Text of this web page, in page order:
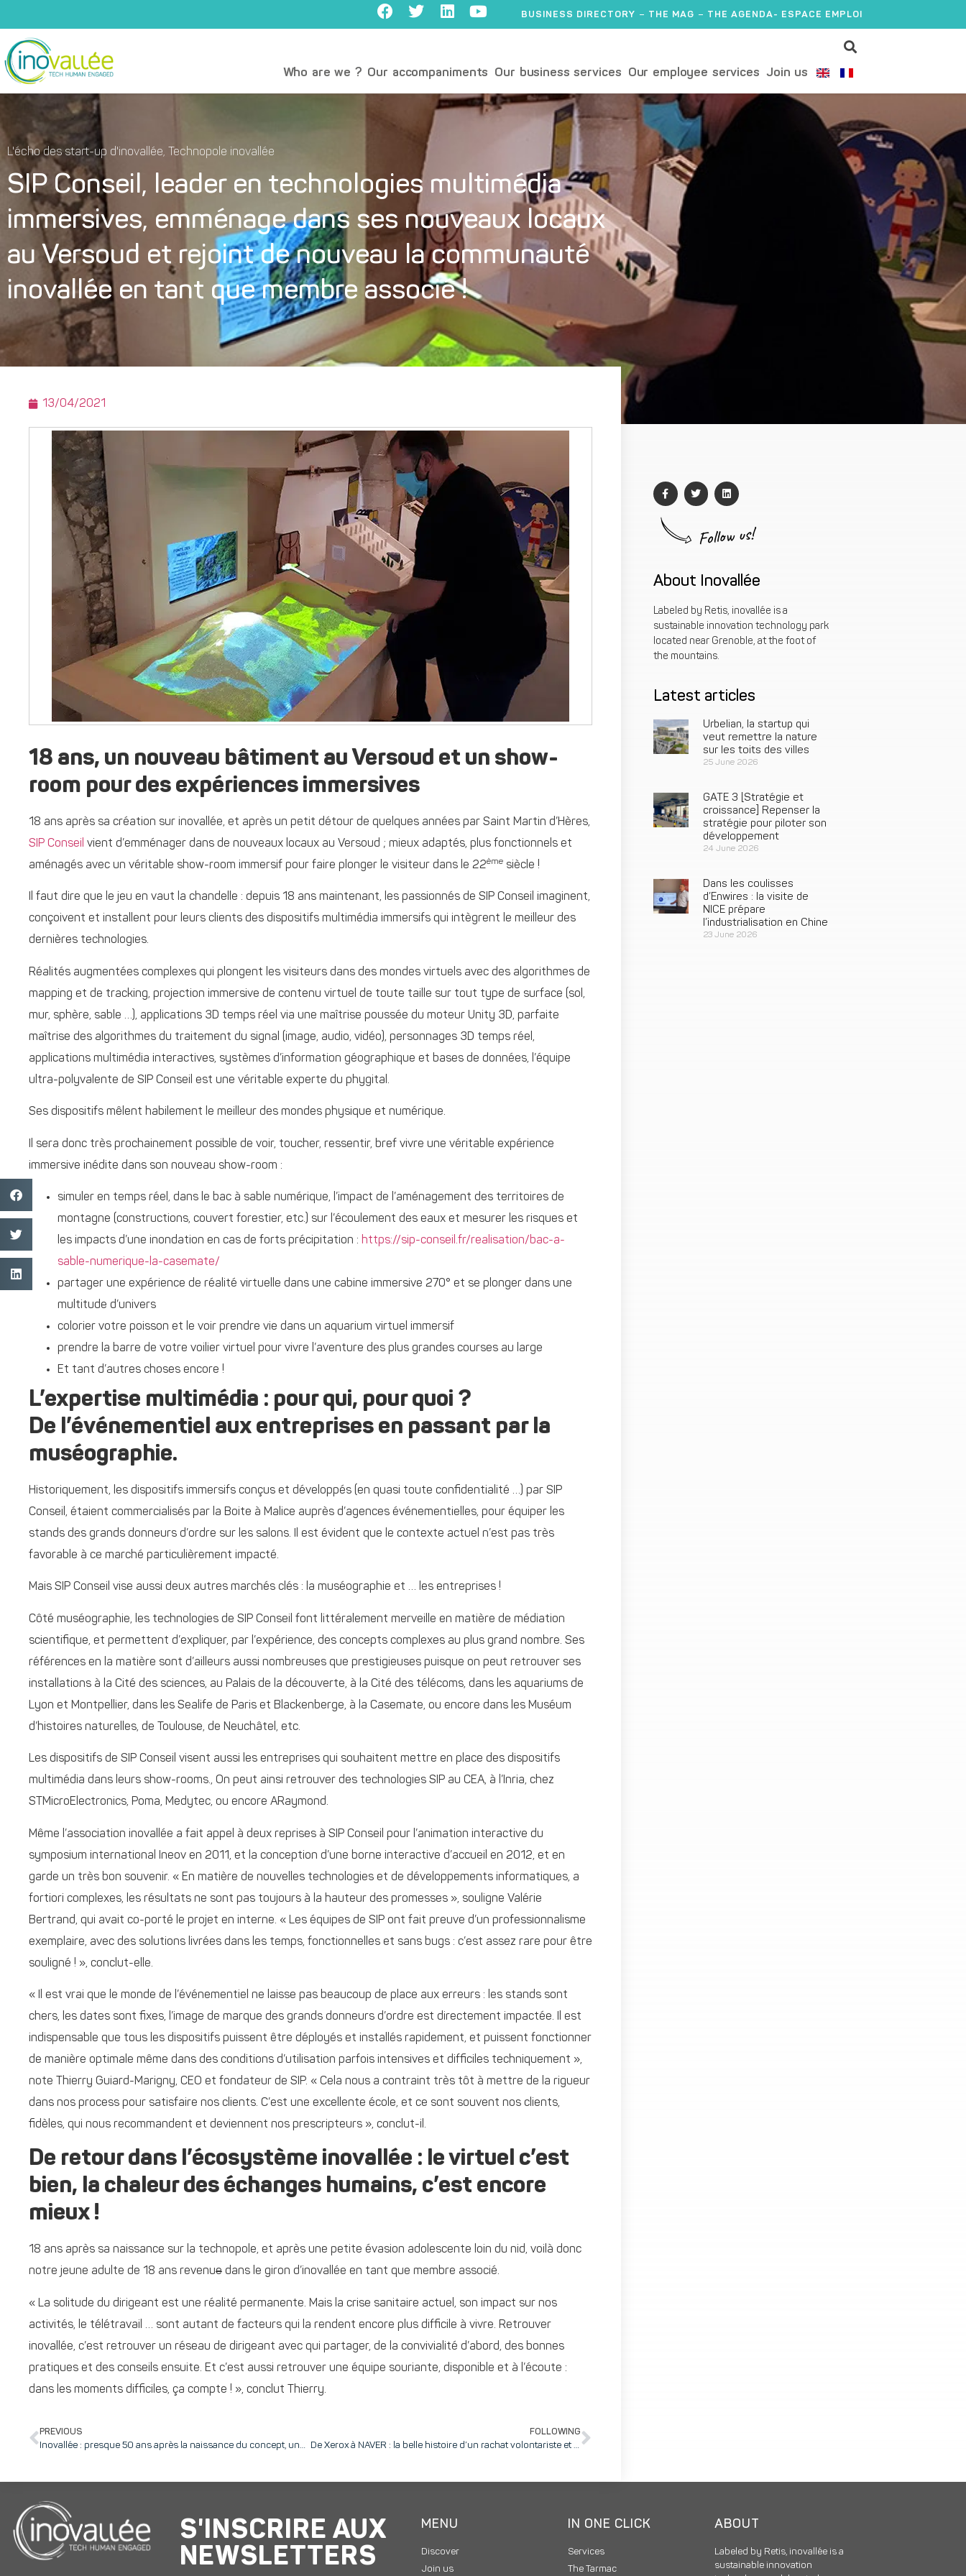
BUSINESS DIRECTORY THE MAG THE AGENDA- ESPACE EMPLOI
Who are we ? Our accompaniments Our business services Our employee services Join us
L'écho des start-up d'inovallée, Technopole inovallée
SIP Conseil, leader en technologies multimédia
immersives, emménage dans ses nouveaux locaux
au Versoud et rejoint de nouveau la communauté
inovallée en tant que membre associé !
13/04/2021
18 ans, un nouveau bâtiment au Versoud et un show-
room pour des expériences immersives
18 ans après sa création sur inovallée, et après un petit détour de quelques années par Saint Martin d’Hères,
SIP Conseil vient d’emménager dans de nouveaux locaux au Versoud ; mieux adaptés, plus fonctionnels et
aménagés avec un véritable show-room immersif pour faire plonger le visiteur dans le 22ème siècle !
Il faut dire que le jeu en vaut la chandelle : depuis 18 ans maintenant, les passionnés de SIP Conseil imaginent,
conçoivent et installent pour leurs clients des dispositifs multimédia immersifs qui intègrent le meilleur des
dernières technologies.
Réalités augmentées complexes qui plongent les visiteurs dans des mondes virtuels avec des algorithmes de
mapping et de tracking, projection immersive de contenu virtuel de toute taille sur tout type de surface (sol,
mur, sphère, sable …), applications 3D temps réel via une maîtrise poussée du moteur Unity 3D, parfaite
maîtrise des algorithmes du traitement du signal (image, audio, vidéo), personnages 3D temps réel,
applications multimédia interactives, systèmes d’information géographique et bases de données, l’équipe
ultra-polyvalente de SIP Conseil est une véritable experte du phygital.
Ses dispositifs mêlent habilement le meilleur des mondes physique et numérique.
Il sera donc très prochainement possible de voir, toucher, ressentir, bref vivre une véritable expérience
immersive inédite dans son nouveau show-room :
simuler en temps réel, dans le bac à sable numérique, l’impact de l’aménagement des territoires de
montagne (constructions, couvert forestier, etc.) sur l’écoulement des eaux et mesurer les risques et
les impacts d’une inondation en cas de forts précipitation : https://sip-conseil.fr/realisation/bac-a-
sable-numerique-la-casemate/
partager une expérience de réalité virtuelle dans une cabine immersive 270° et se plonger dans une
multitude d’univers
colorier votre poisson et le voir prendre vie dans un aquarium virtuel immersif
prendre la barre de votre voilier virtuel pour vivre l’aventure des plus grandes courses au large
Et tant d’autres choses encore !
L’expertise multimédia : pour qui, pour quoi ?
De l’événementiel aux entreprises en passant par la
muséographie.
Historiquement, les dispositifs immersifs conçus et développés (en quasi toute confidentialité …) par SIP
Conseil, étaient commercialisés par la Boite à Malice auprès d’agences événementielles, pour équiper les
stands des grands donneurs d’ordre sur les salons. Il est évident que le contexte actuel n’est pas très
favorable à ce marché particulièrement impacté.
Mais SIP Conseil vise aussi deux autres marchés clés : la muséographie et … les entreprises !
Côté muséographie, les technologies de SIP Conseil font littéralement merveille en matière de médiation
scientifique, et permettent d’expliquer, par l’expérience, des concepts complexes au plus grand nombre. Ses
références en la matière sont d’ailleurs aussi nombreuses que prestigieuses puisque on peut retrouver ses
installations à la Cité des sciences, au Palais de la découverte, à la Cité des télécoms, dans les aquariums de
Lyon et Montpellier, dans les Sealife de Paris et Blackenberge, à la Casemate, ou encore dans les Muséum
d’histoires naturelles, de Toulouse, de Neuchâtel, etc.
Les dispositifs de SIP Conseil visent aussi les entreprises qui souhaitent mettre en place des dispositifs
multimédia dans leurs show-rooms., On peut ainsi retrouver des technologies SIP au CEA, à l’Inria, chez
STMicroElectronics, Poma, Medytec, ou encore ARaymond.
Même l’association inovallée a fait appel à deux reprises à SIP Conseil pour l’animation interactive du
symposium international Ineov en 2011, et la conception d’une borne interactive d’accueil en 2012, et en
garde un très bon souvenir. « En matière de nouvelles technologies et de développements informatiques, a
fortiori complexes, les résultats ne sont pas toujours à la hauteur des promesses », souligne Valérie
Bertrand, qui avait co-porté le projet en interne. « Les équipes de SIP ont fait preuve d’un professionnalisme
exemplaire, avec des solutions livrées dans les temps, fonctionnelles et sans bugs : c’est assez rare pour être
souligné ! », conclut-elle.
« Il est vrai que le monde de l’événementiel ne laisse pas beaucoup de place aux erreurs : les stands sont
chers, les dates sont fixes, l’image de marque des grands donneurs d’ordre est directement impactée. Il est
indispensable que tous les dispositifs puissent être déployés et installés rapidement, et puissent fonctionner
de manière optimale même dans des conditions d’utilisation parfois intensives et difficiles techniquement »,
note Thierry Guiard-Marigny, CEO et fondateur de SIP. « Cela nous a contraint très tôt à mettre de la rigueur
dans nos process pour satisfaire nos clients. C’est une excellente école, et ce sont souvent nos clients,
fidèles, qui nous recommandent et deviennent nos prescripteurs », conclut-il.
De retour dans l’écosystème inovallée : le virtuel c’est
bien, la chaleur des échanges humains, c’est encore
mieux !
18 ans après sa naissance sur la technopole, et après une petite évasion adolescente loin du nid, voilà donc
notre jeune adulte de 18 ans revenue dans le giron d’inovallée en tant que membre associé.
« La solitude du dirigeant est une réalité permanente. Mais la crise sanitaire actuel, son impact sur nos
activités, le télétravail … sont autant de facteurs qui la rendent encore plus difficile à vivre. Retrouver
inovallée, c’est retrouver un réseau de dirigeant avec qui partager, de la convivialité d’abord, des bonnes
pratiques et des conseils ensuite. Et c’est aussi retrouver une équipe souriante, disponible et à l’écoute :
dans les moments difficiles, ça compte ! », conclut Thierry.
PREVIOUS
Inovallée : presque 50 ans après la naissance du concept, une vocation technopolitaine confortée !
FOLLOWING
De Xerox à NAVER : la belle histoire d’un rachat volontariste et engagé pour le plus gros centre de recherche privé français en IA
Follow us!
About Inovallée
Labeled by Retis, inovallée is a
sustainable innovation technology park
located near Grenoble, at the foot of
the mountains.
Latest articles
Urbelian, la startup qui
veut remettre la nature
sur les toits des villes
25 June 2026
GATE 3 [Stratégie et
croissance] Repenser la
stratégie pour piloter son
développement
24 June 2026
Dans les coulisses
d’Enwires : la visite de
NICE prépare
l’industrialisation en Chine
23 June 2026
S'INSCRIRE AUX
NEWSLETTERS
MENU
Discover
Join us
IN ONE CLICK
Services
The Tarmac
ABOUT
Labeled by Retis, inovallée is a
sustainable innovation